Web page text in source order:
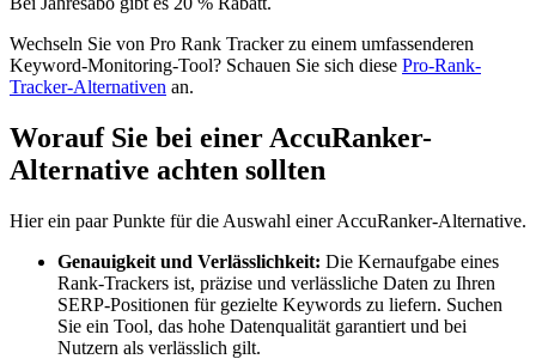
Wechseln Sie von Pro Rank Tracker zu einem umfassenderen
Keyword-Monitoring-Tool? Schauen Sie sich diese Pro-Rank-
Tracker-Alternativen an.
Worauf Sie bei einer AccuRanker-
Alternative achten sollten
Hier ein paar Punkte für die Auswahl einer AccuRanker-Alternative.
Genauigkeit und Verlässlichkeit: Die Kernaufgabe eines
Rank-Trackers ist, präzise und verlässliche Daten zu Ihren
SERP-Positionen für gezielte Keywords zu liefern. Suchen
Sie ein Tool, das hohe Datenqualität garantiert und bei
Nutzern als verlässlich gilt.